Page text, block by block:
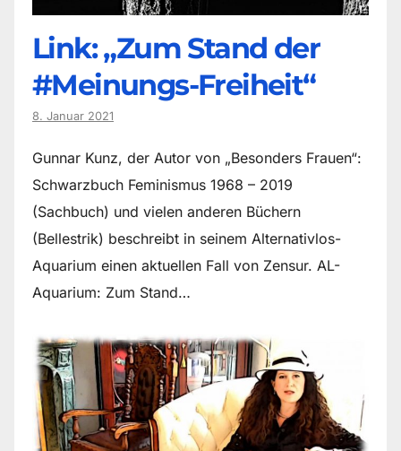
Link: „Zum Stand der
#Meinungs-Freiheit“
8. Januar 2021
Gunnar Kunz, der Autor von „Besonders Frauen“:
Schwarzbuch Feminismus 1968 – 2019
(Sachbuch) und vielen anderen Büchern
(Bellestrik) beschreibt in seinem Alternativlos-
Aquarium einen aktuellen Fall von Zensur. AL-
Aquarium: Zum Stand…